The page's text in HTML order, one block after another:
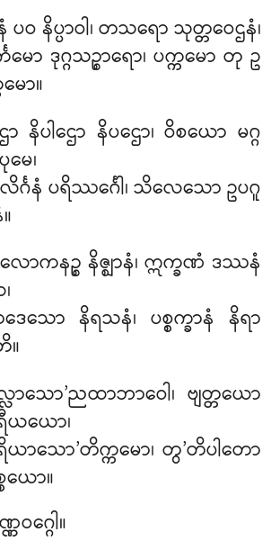
ပဝ နိပ္ပာဝါ၊ တသရော သုတ္တဝေဌနံ၊
ော ဒုဂ္ဂသဉ္စာရော၊ ပက္ကမော တု ဥ
ော။
ာ နိပါဌော နိပဌော၊ ဝိစယော မဂ္ဂ
မေ၊
င်္ဂနံ ပရိဿင်္ဂေါ၊ သိလေသော ဥပဂူ
ောကနဉ္စ နိဇ္ဈာနံ၊ ဣက္ခဏံ ဒဿနံ
ာဒေသော နိရသနံ၊ ပစ္စက္ခာနံ နိရာ
လာသော’ညထာဘာဝေါ၊ ဗျတ္တယော
ယယော၊
ယာသော’တိက္ကမော၊ တွ’တိပါတော
ယော။
ဂေါ။